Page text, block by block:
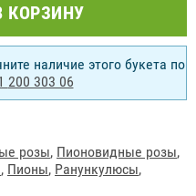
КОРЗИНУ
наличие этого букета по
200 303 06
розы, Пионовидные розы,
, Пионы, Ранункулюсы,